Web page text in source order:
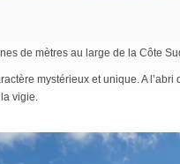
de mètres au large de la Côte
mystérieux et unique. A
vigie.